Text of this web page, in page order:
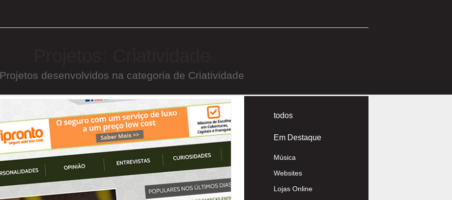
Projetos desenvolvidos na categoria de Criatividade
todos
Em Destaque
Música
Websites
Lojas Online